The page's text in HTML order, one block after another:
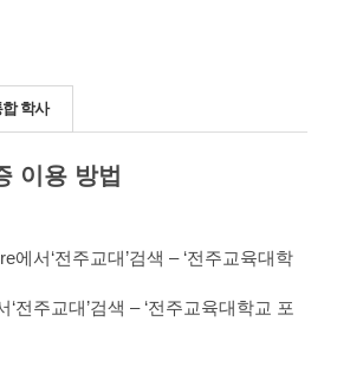
합 학사
이용 방법
에서‘전주교대’검색 – ‘전주교육대학
‘전주교대’검색 – ‘전주교육대학교 포